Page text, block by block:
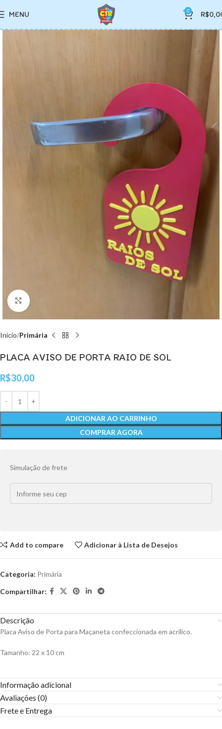
MENU 0 R$
Clique para ampliar
Início Primária
PLACA AVISO DE PORTA RAIO DE SOL
R$30,00
ADICIONAR AO CARRINHO
COMPRAR AGORA
Simulação de frete
Add to compare Adicionar à Lista de Desejos
Categoria: Primária
Compartilhar:
Descrição
Placa Aviso de Porta para Maçaneta confeccionada em acrílico.
Tamanho: 22 x 10 cm
Informação adicional
Avaliações (0)
Frete e Entrega